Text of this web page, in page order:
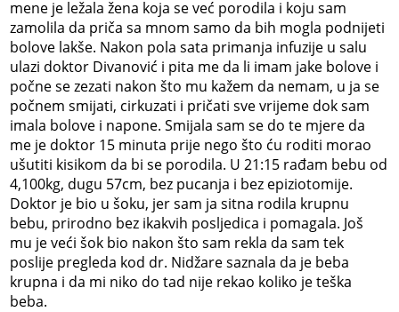
mene je ležala žena koja se već porodila i koju sam
zamolila da priča sa mnom samo da bih mogla podnijeti
bolove lakše. Nakon pola sata primanja infuzije u salu
ulazi doktor Divanović i pita me da li imam jake bolove i
počne se zezati nakon što mu kažem da nemam, u ja se
počnem smijati, cirkuzati i pričati sve vrijeme dok sam
imala bolove i napone. Smijala sam se do te mjere da
me je doktor 15 minuta prije nego što ću roditi morao
ušutiti kisikom da bi se porodila. U 21:15 rađam bebu od
4,100kg, dugu 57cm, bez pucanja i bez epiziotomije.
Doktor je bio u šoku, jer sam ja sitna rodila krupnu
bebu, prirodno bez ikakvih posljedica i pomagala. Još
mu je veći šok bio nakon što sam rekla da sam tek
poslije pregleda kod dr. Nidžare saznala da je beba
krupna i da mi niko do tad nije rekao koliko je teška
beba.